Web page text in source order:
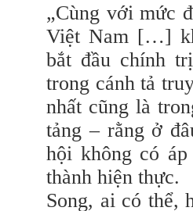
„Cùng với mức
Việt Nam […]
bắt đầu chính
trong cánh tả
nhất cũng là
tảng – rằng ở
hội không có
thành hiện thực.
Song, ai có thể,